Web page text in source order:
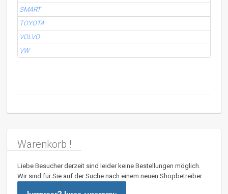
SMART
TOYOTA
VOLVO
VW
Warenkorb !
Liebe Besucher derzeit sind leider keine Bestellungen möglich.
Wir sind für Sie auf der Suche nach einem neuen Shopbetreiber.